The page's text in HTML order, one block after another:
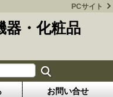
PCサイト
・化粧品
お問い合せ